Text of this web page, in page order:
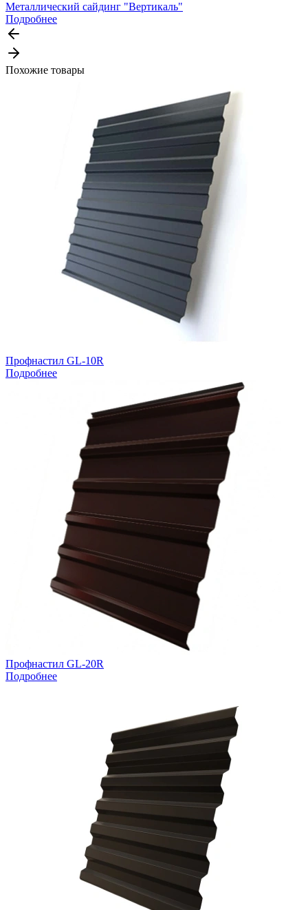
Металлический сайдинг "Вертикаль"
Подробнее
Похожие товары
Профнастил GL-10R
Подробнее
Профнастил GL-20R
Подробнее